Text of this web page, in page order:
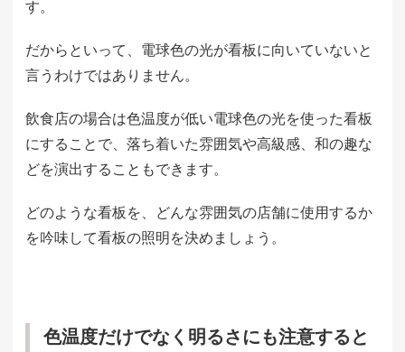
す。
だからといって、電球色の光が看板に向いていないと
言うわけではありません。
飲食店の場合は色温度が低い電球色の光を使った看板
にすることで、落ち着いた雰囲気や高級感、和の趣な
どを演出することもできます。
どのような看板を、どんな雰囲気の店舗に使用するか
を吟味して看板の照明を決めましょう。
色温度だけでなく明るさにも注意すると